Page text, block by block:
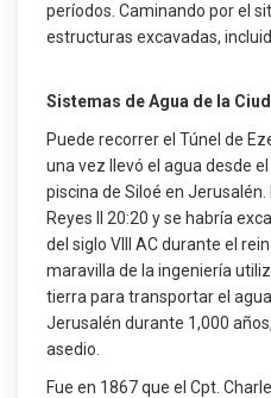
períodos. Caminando por el
estructuras excavadas,
Sistemas de Agua de la
Puede recorrer el Túnel de
una vez llevó el agua desde
piscina de Siloé en
Reyes II 20:20 y se habría
del siglo VIII AC durante el
maravilla de la ingeniería
tierra para transportar el
Jerusalén durante 1,000
asedio.
Fue en 1867 que el Cpt.